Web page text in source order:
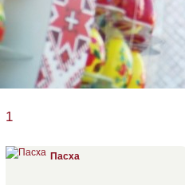
1
Пасха